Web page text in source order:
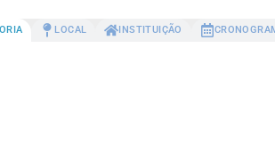
LOCAL INSTITUIÇÃO